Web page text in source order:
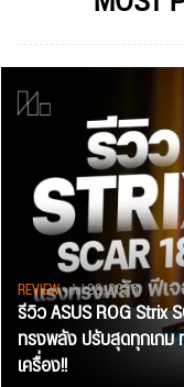
REVIEW• Jul 28, 2026
รีวิว ASUS ROG Strix
ทรงพลัง ปรับสุดทุกเกม
เครื่อง!!